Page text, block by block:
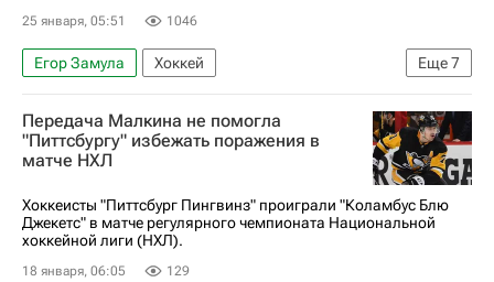
25 января, 05:51 1046
Еще7
Егор Замула
Хоккей
Национальная хоккейная лига (НХЛ)
Тампа-Бэй Лайтнинг
Коламбус Блю Джекетс
Никита Кучеров
Кирилл Марченко
Иван Проворов
Передача Малкина не помогла
"Питтсбургу" избежать поражения в
матче НХЛ
Хоккеисты "Питтсбург Пингвинз" проиграли "Коламбус Блю
Джекетс" в матче регулярного чемпионата Национальной
хоккейной лиги (НХЛ).
18 января, 06:05 129